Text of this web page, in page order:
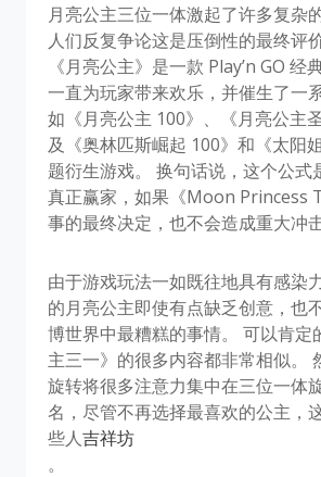
月亮公主三位一体激起了许多复杂
人们反复争论这是压倒性的最终评
《月亮公主》是一款 Play’n GO 经
一直为玩家带来欢乐，并催生了一
如《月亮公主 100》、《月亮公主
及《奥林匹斯崛起 100》和《太阳
题衍生游戏。 换句话说，这个公式
真正赢家，如果《Moon Princess
事的最终决定，也不会造成重大冲击
由于游戏玩法一如既往地具有感染
的月亮公主即使有点缺乏创意，也
博世界中最糟糕的事情。 可以肯定
主三一》的很多内容都非常相似。
旋转将很多注意力集中在三位一体
名，尽管不再选择最喜欢的公主，
些人吉祥坊
。